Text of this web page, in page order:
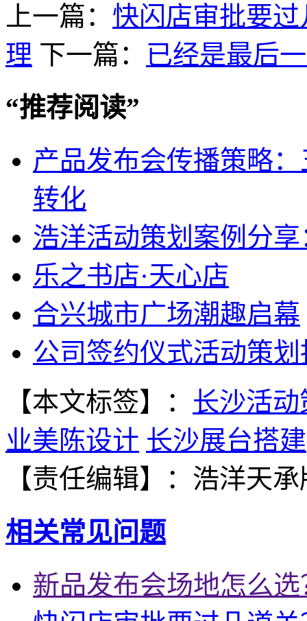
上一篇： 快闪店审批要
理 下一篇： 已经是最后
“推荐阅读”
产品发布会传播策略
转化
浩洋活动策划案例分
乐之书店·天心店
合兴城市广场潮趣启幕
公司签约仪式活动策划
【本文标签】： 长沙活
业美陈设计 长沙展台搭建
【责任编辑】： 浩洋天承
相关常见问题
新品发布会场地怎么